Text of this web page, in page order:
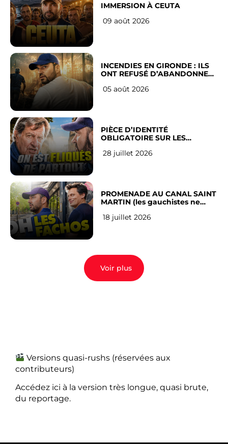
IMMERSION À CEUTA
09 août 2026
INCENDIES EN GIRONDE : ILS
ONT REFUSÉ D’ABANDONNER
05 août 2026
PIÈCE D’IDENTITÉ
OBLIGATOIRE SUR LES
Français
28 juillet 2026
PROMENADE AU CANAL SAINT
MARTIN (les gauchistes ne
18 juillet 2026
Voir plus
Versions quasi-rushs (réservées aux
contributeurs)
Accédez ici à la version très longue, quasi brute,
du reportage.